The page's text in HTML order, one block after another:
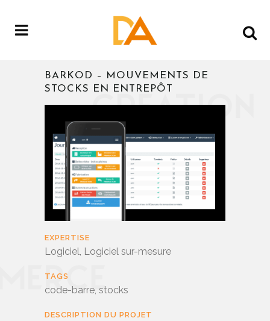
BARKOD – MOUVEMENTS DE
STOCKS EN ENTREPÔT
EXPERTISE
Logiciel, Logiciel sur-mesure
TAGS
code-barre, stocks
DESCRIPTION DU PROJET